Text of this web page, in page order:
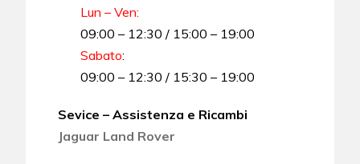
Lun – Ven:
09:00 – 12:30 / 15:00 – 19:00
Sabato:
09:00 – 12:30 / 15:30 – 19:00
Sevice – Assistenza e Ricambi
Jaguar Land Rover